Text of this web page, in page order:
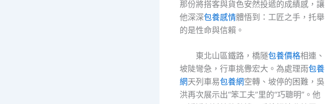
那份將搭客與貨色安然投遞的成績感，讓
他深深包養感情體悟到：工匠之手，托舉
的是性命與信賴。
東北山區鐵路，橋隧包養價格相連、
坡陡彎急，行車挑釁宏大。為處理雨包養
網天列車易包養網空轉、坡停的困難，吳
洪再次展示出“笨工夫”里的“巧聰明”。他